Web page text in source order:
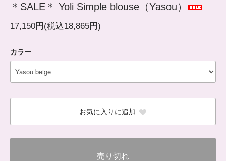
＊SALE＊ Yoli Simple blouse（Yasou）
17,150円(税込18,865円)
カラー
お気に入りに追加
売り切れ